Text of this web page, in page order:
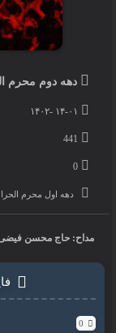
دهه دوم محرم
۱۴-۰۱ -۱۴۰۲
441
0
دهه اول محرم
مداح: حاج محسن فیضی
0